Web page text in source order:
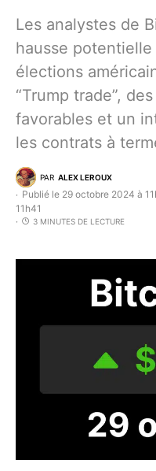
Les analystes de
hausse
élections
“Trump trade”,
favorables et un
les contrats à
PAR ALEX LEROUX
Publié le 29 octobre 2024 à
11h41
3 MINUTES DE LECTURE